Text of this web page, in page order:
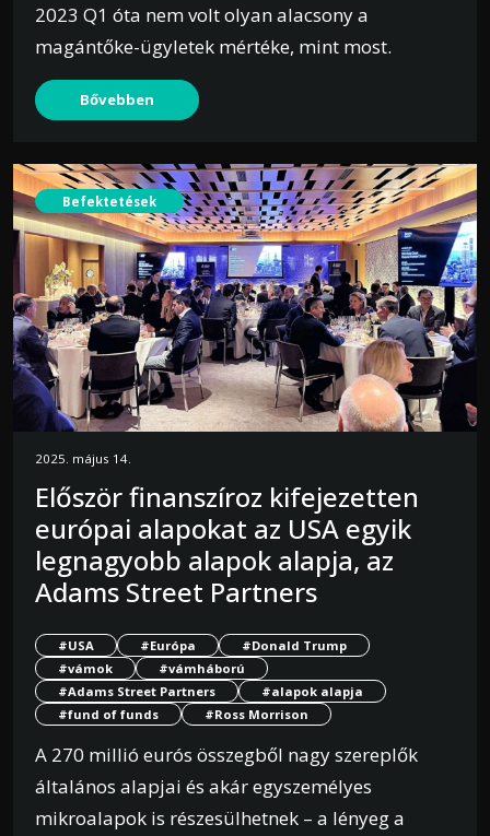
2023 Q1 óta nem volt olyan alacsony a
magántőke-ügyletek mértéke, mint most.
Bővebben
Befektetések
2025. május 14.
Először finanszíroz kifejezetten
európai alapokat az USA egyik
legnagyobb alapok alapja, az
Adams Street Partners
#USA #Európa
#Donald Trump
#vámok
#vámháború
#Adams Street Partners
#alapok alapja
#fund of funds
#Ross Morrison
A 270 millió eurós összegből nagy szereplők
általános alapjai és akár egyszemélyes
mikroalapok is részesülhetnek – a lényeg a